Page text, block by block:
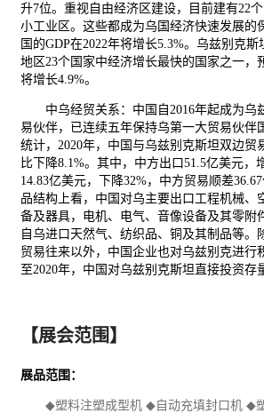
升7位。重视自由经济区建设，目前建有22
小工业区。这些都成为乌国经济快速发展的
国的GDP在2022年将增长5.3%。乌兹别克斯
地区 23个国家中经济增长最快的国家之一，
将增长4.9%。
中乌经贸关系：中国自 2016年起成为乌
易伙伴，已连续五年保持乌第一大贸易伙伴
统计， 2020年，中国与乌兹别克斯坦双边贸
比下降8.1%。其中，中方出口51.5亿美元，
14.83亿美元，下降32%，中方贸易顺差36.67
品结构上看，中国对乌主要出口工程机械、
备及器具，电机、电气、音像设备及其零附
自乌进口天然气、 纺织品、铜及其制品等。
贸易往来以外，中国企业也对乌兹别克进行
至2020年，中国对乌兹别克斯坦直接投资存
【展会范围】
展品范围：
◆塑料注塑成型机 ◆ 自动充填封口机 ◆